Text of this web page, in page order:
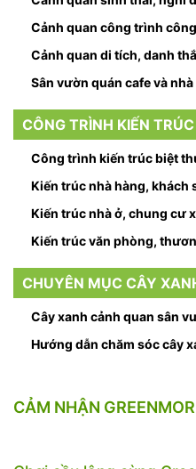
Cảnh quan công trình
Cảnh quan di tích, danh
Sân vườn quán cafe và nhà
CÔNG TRÌNH KIẾN
Công trình kiến trúc biệt
Kiến trúc nhà hàng, khách
Kiến trúc nhà ở, chung cư
Kiến trúc văn phòng,
CHUYÊN MỤC CÂY
Cây xanh cảnh quan sân
Hướng dẫn chăm sóc cây
CẢM NHẬN